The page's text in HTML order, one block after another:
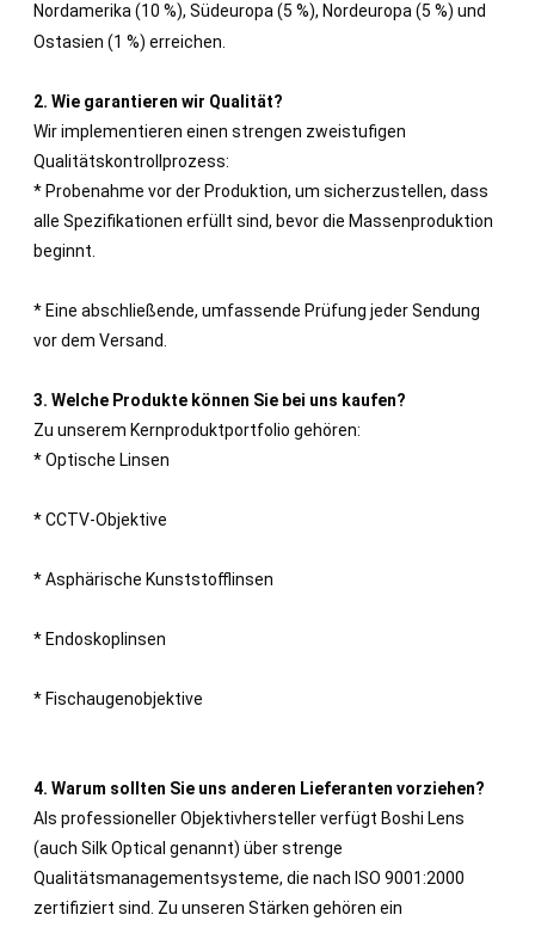
Nordamerika (10 %), Südeuropa (5 %), Nordeuropa (5 %) und
Ostasien (1 %) erreichen.
2. Wie garantieren wir Qualität?
Wir implementieren einen strengen zweistufigen
Qualitätskontrollprozess:
* Probenahme vor der Produktion, um sicherzustellen, dass
alle Spezifikationen erfüllt sind, bevor die Massenproduktion
beginnt.
* Eine abschließende, umfassende Prüfung jeder Sendung
vor dem Versand.
3. Welche Produkte können Sie bei uns kaufen?
Zu unserem Kernproduktportfolio gehören:
* Optische Linsen
* CCTV-Objektive
* Asphärische Kunststofflinsen
* Endoskoplinsen
* Fischaugenobjektive
4. Warum sollten Sie uns anderen Lieferanten vorziehen?
Als professioneller Objektivhersteller verfügt Boshi Lens
(auch Silk Optical genannt) über strenge
Qualitätsmanagementsysteme, die nach ISO 9001:2000
zertifiziert sind. Zu unseren Stärken gehören ein